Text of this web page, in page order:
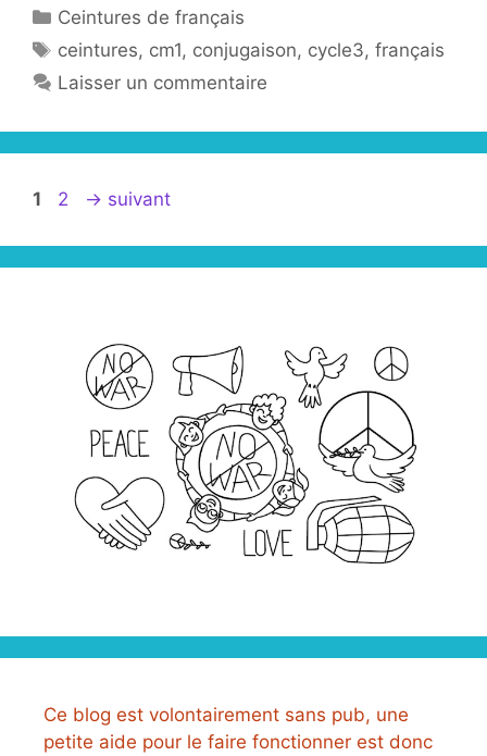
Catégories
Ceintures de français
Étiquettes
ceintures, cm1, conjugaison, cycle3,français
Laisser un commentaire
Page
1 Page
2 → suivant
Ce blog est volontairement sans pub, une
petite aide pour le faire fonctionner est donc